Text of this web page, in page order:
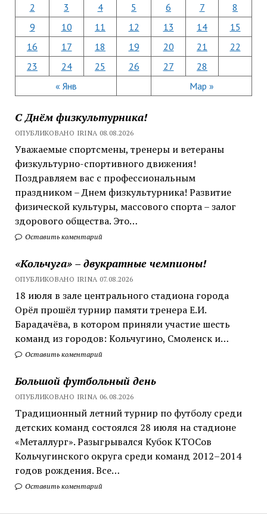
« Янв Мар »
2
3 4 5 6 7
8
9
10 11 12 13 14
15
16
17 18 19 20 21
22
23
24 25 26 27 28
С Днём физкультурника!
ОПУБЛИКОВАНО IRINA 08.08.2026
Уважаемые спортсмены, тренеры и ветераны
физкультурно-спортивного движения!
Поздравляем вас с профессиональным
праздником – Днем физкультурника! Развитие
физической культуры, массового спорта – залог
здорового общества. Это…
Оставить коментарий
«Кольчуга» – двукратные чемпионы!
ОПУБЛИКОВАНО IRINA 07.08.2026
18 июля в зале центрального стадиона города
Орёл прошёл турнир памяти тренера Е.И.
Барадачёва, в котором приняли участие шесть
команд из городов: Кольчугино, Смоленск и…
Оставить коментарий
Большой футбольный день
ОПУБЛИКОВАНО IRINA 06.08.2026
Традиционный летний турнир по футболу среди
детских команд состоялся 28 июля на стадионе
«Металлург». Разыгрывался Кубок КТОСов
Кольчугинского округа среди команд 2012–2014
годов рождения. Все…
Оставить коментарий